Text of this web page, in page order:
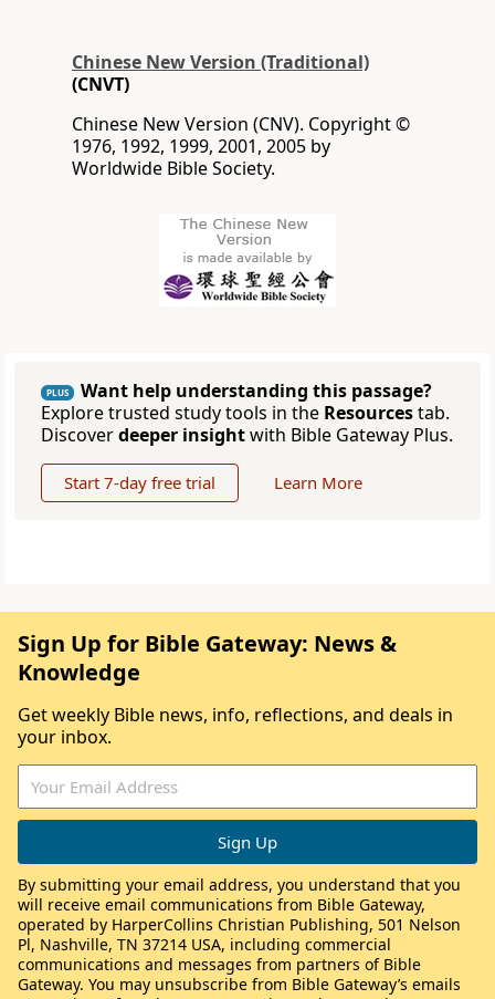
Chinese New Version (Traditional)
(CNVT)
Chinese New Version (CNV). Copyright ©
1976, 1992, 1999, 2001, 2005 by
Worldwide Bible Society.
PLUS
Want help understanding this passage?
Explore trusted study tools in the Resourcestab.
Discoverdeeper insightwith Bible Gateway Plus.
Start 7-day free trial Learn More
Sign Up for Bible Gateway: News &
Knowledge
Get weekly Bible news, info, reflections, and deals in
your inbox.
By submitting your email address, you understand that you
will receive email communications from Bible Gateway,
operated by HarperCollins Christian Publishing, 501 Nelson
Pl, Nashville, TN 37214 USA, including commercial
communications and messages from partners of Bible
Gateway. You may unsubscribe from Bible Gateway’s emails